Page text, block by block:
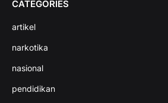
CATEGORIES
artikel
narkotika
nasional
pendidikan